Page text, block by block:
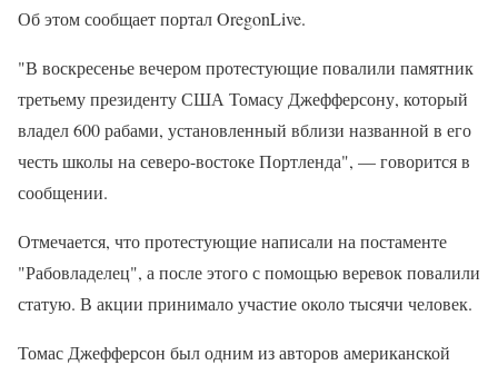
Об этом сообщает портал OregonLive.
"В воскресенье вечером протестующие повалили памятник
третьему президенту США Томасу Джефферсону, который
владел 600 рабами, установленный вблизи названной в его
честь школы на северо-востоке Портленда", — говорится в
сообщении.
Отмечается, что протестующие написали на постаменте
"Рабовладелец", а после этого с помощью веревок повалили
статую. В акции принимало участие около тысячи человек.
Томас Джефферсон был одним из авторов американской